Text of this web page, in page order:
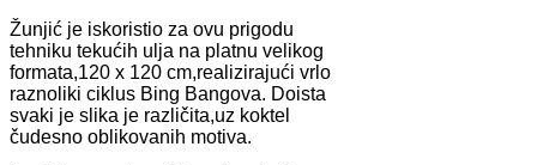
Žunjić je iskoristio za ovu prigodu
tehniku tekućih ulja na platnu velikog
formata,120 x 120 cm,realizirajući vrlo
raznoliki ciklus Bing Bangova. Doista
svaki je slika je različita,uz koktel
čudesno oblikovanih motiva.